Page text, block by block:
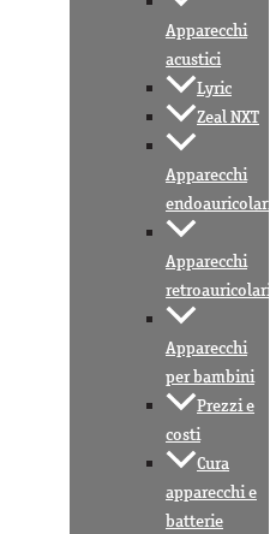
Apparecchi
acustici
Lyric
Zeal NXT
Apparecchi
endoauricolari
Apparecchi
retroauricolari
Apparecchi
per bambini
Prezzi e
costi
Cura
apparecchi e
batterie